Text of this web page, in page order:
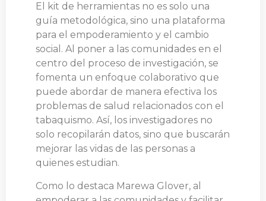
El kit de herramientas no es solo una
guía metodológica, sino una plataforma
para el empoderamiento y el cambio
social. Al poner a las comunidades en el
centro del proceso de investigación, se
fomenta un enfoque colaborativo que
puede abordar de manera efectiva los
problemas de salud relacionados con el
tabaquismo. Así, los investigadores no
solo recopilarán datos, sino que buscarán
mejorar las vidas de las personas a
quienes estudian.
Como lo destaca Marewa Glover, al